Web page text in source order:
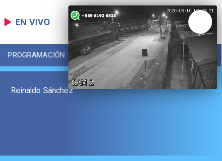
EN VIVO
PROGRAMACIÓN LOCAL DEPORTES
​Reinaldo Sánchez